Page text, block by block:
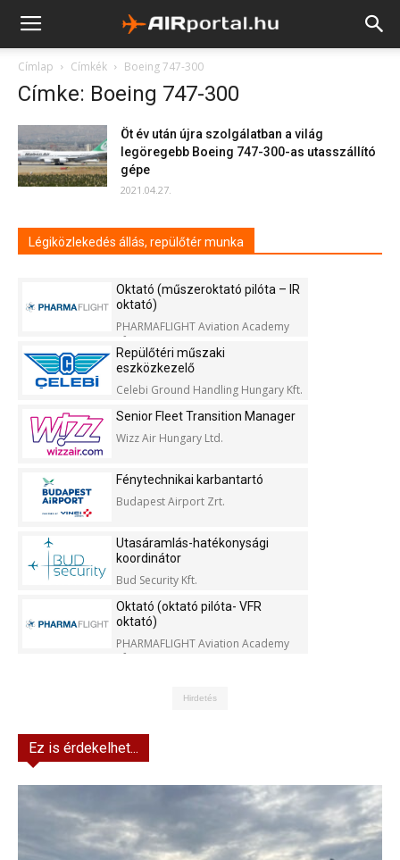
Címlap Címkék Boeing 747-300
Címke: Boeing 747-300
Öt év után újra szolgálatban a világ
legöregebb Boeing 747-300-as utasszállító
gépe
2021.04.27.
Légiközlekedés állás, repülőtér munka
Oktató (műszeroktató pilóta – IR
oktató)
PHARMAFLIGHT Aviation Academy
Kft.
Repülőtéri műszaki
eszközkezelő
Celebi Ground Handling Hungary Kft.
Senior Fleet Transition Manager
Wizz Air Hungary Ltd.
Fénytechnikai karbantartó
Budapest Airport Zrt.
Utasáramlás-hatékonysági
koordinátor
Bud Security Kft.
Oktató (oktató pilóta- VFR
oktató)
PHARMAFLIGHT Aviation Academy
Kft.
Hirdetés
Ez is érdekelhet...